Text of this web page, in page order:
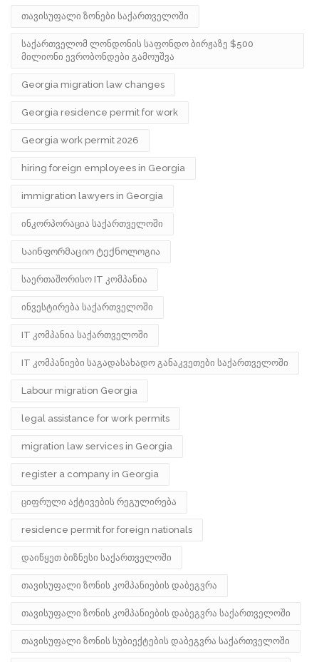
თავისუფალი ზონები საქართველოში
საქართველომ ლონდონის საფონდო ბირჟაზე $500
მილიონი ევრობონდები გამოუშვა
Georgia migration law changes
Georgia residence permit for work
Georgia work permit 2026
hiring foreign employees in Georgia
immigration lawyers in Georgia
ინკორპორაცია საქართველოში
Საინფორმაციო ტექნოლოგია
საერთაშორისო IT კომპანია
ინვესტირება საქართველოში
IT კომპანია საქართველოში
IT კომპანიები საგადასახადო განაკვეთები საქართველოში
Labour migration Georgia
legal assistance for work permits
migration law services in Georgia
register a company in Georgia
ციფრული აქტივების რეგულირება
residence permit for foreign nationals
დაიწყეთ ბიზნესი საქართველოში
თავისუფალი ზონის კომპანიების დაბეგვრა
თავისუფალი ზონის კომპანიების დაბეგვრა საქართველოში
თავისუფალი ზონის სუბიექტების დაბეგვრა საქართველოში